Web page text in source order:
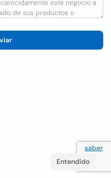
la experiencia del usuario saber
Entendido